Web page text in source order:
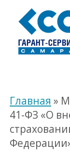
Главная »
41-ФЗ «О